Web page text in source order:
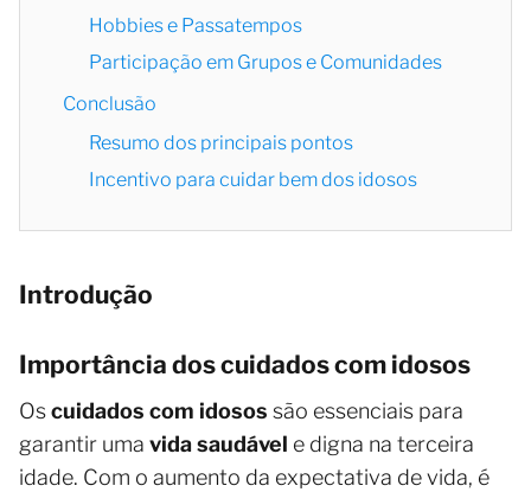
Hobbies e Passatempos
Participação em Grupos e Comunidades
Conclusão
Resumo dos principais pontos
Incentivo para cuidar bem dos idosos
Introdução
Importância dos cuidados com idosos
Oscuidados com idosos são essenciais para
garantir uma vida saudável e digna na terceira
idade. Com o aumento da expectativa de vida, é